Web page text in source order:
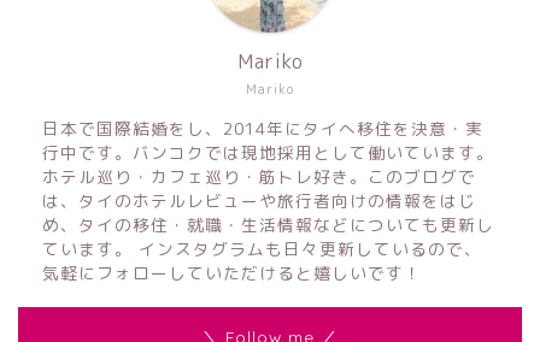
Mariko
Mariko
日本で国際結婚をし、2014年にタイへ移住を決意・実
行中です。バンコクでは現地採用として働いています。
ホテル巡り・カフェ巡り・筋トレ好き。このブログで
は、タイのホテルレビューや旅行者向けの情報をはじ
め、タイの移住・就職・生活情報などについても更新し
ています。 インスタグラムも日々更新しているので、
気軽にフォローしていただけると嬉しいです！
＼ Follow me ／